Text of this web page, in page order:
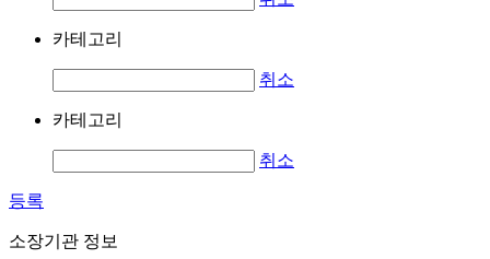
카테고리
취소
카테고리
취소
등록
소장기관 정보